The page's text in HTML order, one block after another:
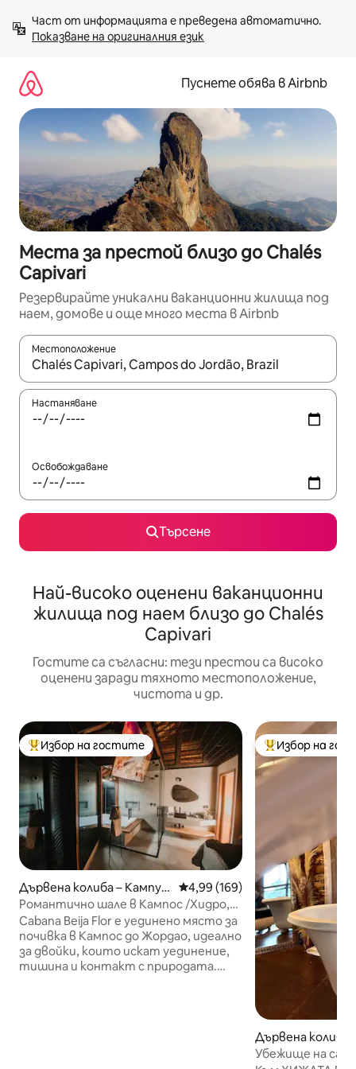
към
съдържанието
Показване на оригиналния език
Пуснете обява в Airbnb
Места за престой близо до Chalés
Capivari
Резервирайте уникални ваканционни жилища под
наем, домове и още много места в Airbnb
Местоположение
Когато резултатите се покажат, използвайте
Настаняване
Освобождаване
Търсене
Най-високо оценени ваканционни
жилища под наем близо до Chalés
Capivari
Гостите са съгласни: тези престои са високо
оценени заради тяхното местоположение,
чистота и др.
Най-популярен избор на гостите
Избор на гостите
Дървена колиба – Кампус-
ду-Жордау
Средна оценка: 4,99 от 5,
4,99 (169)
Романтично шале в Кампос /Хидро,
Кафе и Алекса
Cabana Beija Flor е уединено място за
почивка в Кампос до Жордао, идеално
за двойки, които искат уединение,
тишина и контакт с природата.
Най-популярен
Избор на
Дървена колиба
Mirim
Убежище на